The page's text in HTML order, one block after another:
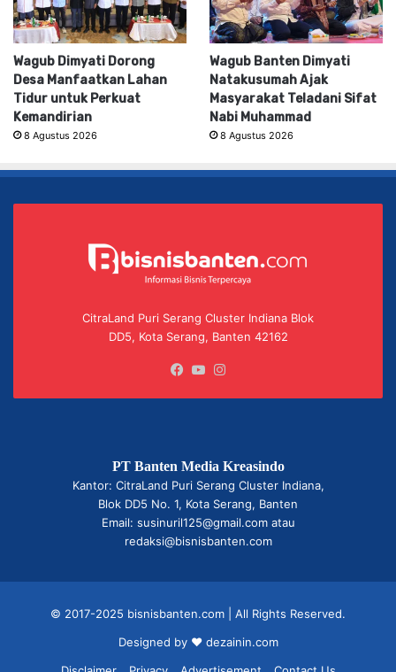
Wagub Dimyati Dorong
Desa Manfaatkan Lahan
Tidur untuk Perkuat
Kemandirian
8 Agustus 2026
Wagub Banten Dimyati
Natakusumah Ajak
Masyarakat Teladani Sifat
Nabi Muhammad
8 Agustus 2026
CitraLand Puri Serang Cluster Indiana Blok
DD5, Kota Serang, Banten 42162
Facebook
YouTube
PT Banten Media Kreasindo
Kantor: CitraLand Puri Serang Cluster Indiana,
Blok DD5 No. 1, Kota Serang, Banten
Email: susinuril125@gmail.com atau
redaksi@bisnisbanten.com
© 2017-2025 bisnisbanten.com | All Rights Reserved.
Designed by ❤ dezainin.com